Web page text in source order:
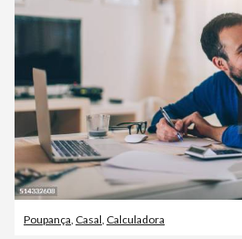
Poupança Casal Calculadora